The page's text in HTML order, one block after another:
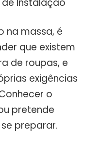
de Instalação
na massa, é
que existem
de roupas, e
exigências
o
pretende
preparar.